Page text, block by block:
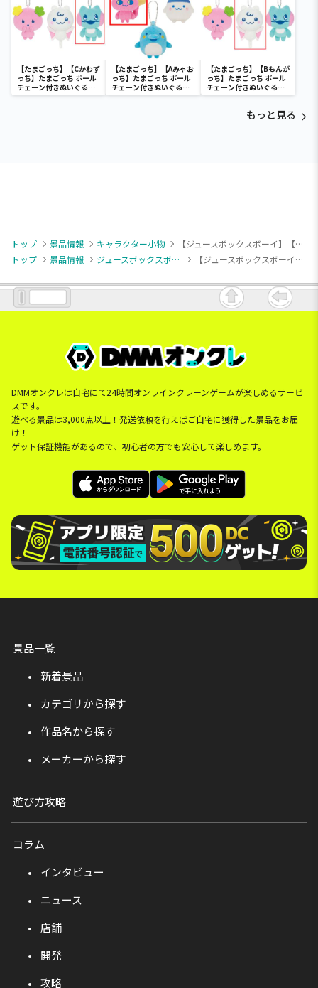
【たまごっち】【Cかわず
っち】たまごっち ボール
チェーン付きぬいぐるみ
～Tamagotchi
【たまごっち】【Aみゃお
っち】たまごっち ボール
チェーン付きぬいぐるみ
～Tamagotchi
【たまごっち】【Bもんが
っち】たまごっち ボール
チェーン付きぬいぐるみ
～Tamagotchi
もっと見る
トップ 景品情報 キャラクター小物
【ジュースボックスボーイ】【Eサンセットビーチ】ジュースボックスボーイ ちゅるぷかチャーム
トップ
景品情報 ジュースボックスボーイ 【ジュースボックスボーイ】【Eサンセットビーチ】ジュースボックスボーイ ちゅるぷかチャーム
DMMオンクレは自宅にて24時間オンラインクレーンゲームが楽しめるサービ
スです。
遊べる景品は3,000点以上！発送依頼を行えばご自宅に獲得した景品をお届
け！
ゲット保証機能があるので、初心者の方でも安心して楽しめます。
景品一覧
新着景品
カテゴリから探す
作品名から探す
メーカーから探す
遊び方攻略
コラム
インタビュー
ニュース
店舗
開発
攻略